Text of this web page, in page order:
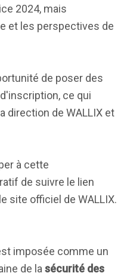
2024, mais
et les perspectives de
de poser des
ce qui
direction de WALLIX et
à cette
de suivre le lien
site officiel de WALLIX.
imposée comme un
de la sécurité des